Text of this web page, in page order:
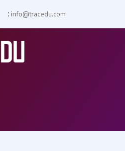
: info@tracedu.com